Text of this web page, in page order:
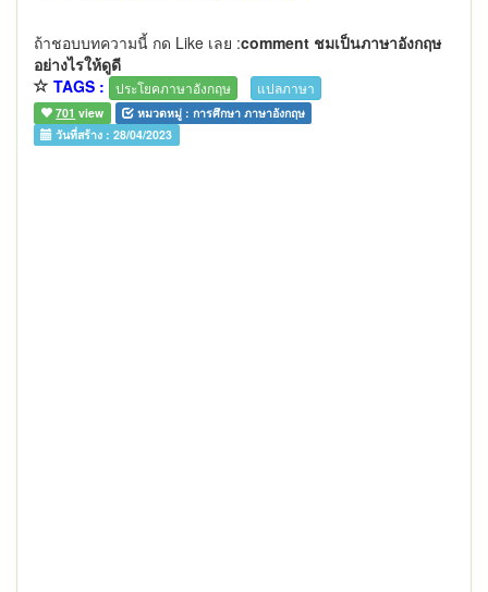
ถ้าชอบบทความนี้ กด Like เลย :comment ชมเป็นภาษาอังกฤษ
อย่างไรให้ดูดี
TAGS :
ประโยคภาษาอังกฤษ แปลภาษา
701 view หมวดหมู่ : การศึกษา ภาษาอังกฤษ
วันที่สร้าง :28/04/2023